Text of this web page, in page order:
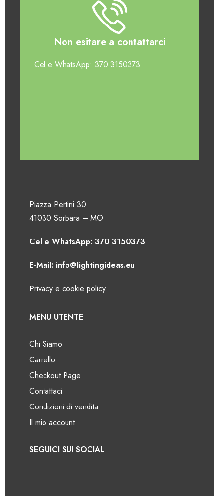
Non esitare a contattarci
Cel e WhatsApp: 370 3150373
Piazza Pertini 30
41030 Sorbara – MO
Cel e WhatsApp: 370 3150373
E-Mail: info@lightingideas.eu
Privacy e cookie policy
MENU UTENTE
Chi Siamo
Carrello
Checkout Page
Contattaci
Condizioni di vendita
Il mio account
SEGUICI SUI SOCIAL